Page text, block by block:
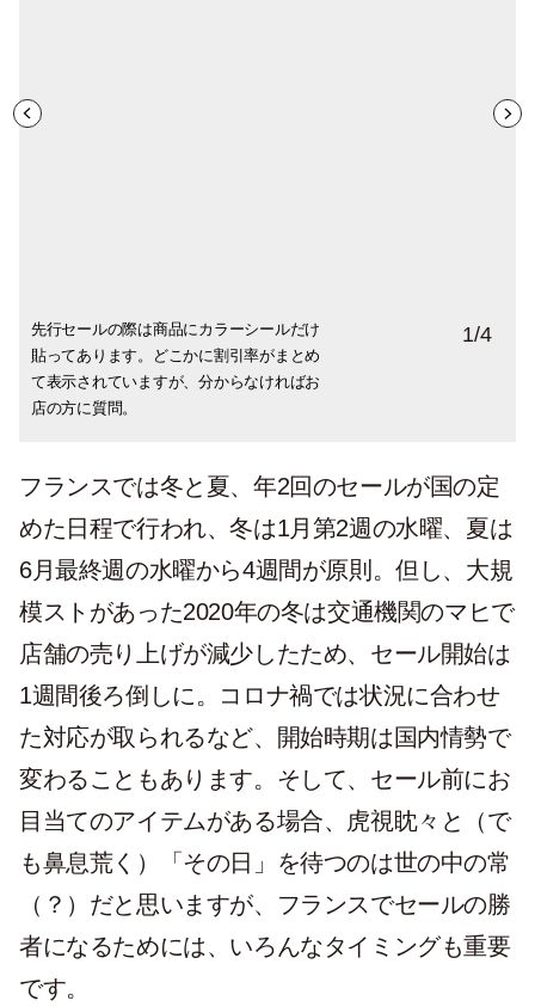
先行セールの際は商品にカラーシールだけ
貼ってあります。どこかに割引率がまとめ
て表示されていますが、分からなければお
店の方に質問。
デパートではこの1年、ロックダウンが明け
るたびに一斉値引き。「安くなっている
よ！」と連絡が飛び交ったりSNSが賑わい
ます。
日用品や雑貨も安くなります。夏はイース
ターで店頭に並んだグッズがセールに登
場。この子たちはうさぎ好きの私が責任も
って連れ帰りました！
セール初日前日、先行には登場していない
商品がビニールぐるぐる巻きでスタンバ
イ。これもこじあけようとするツワモノが
いてびっくり。
1/4
フランスでは冬と夏、年2回のセールが国の定
めた日程で行われ、冬は1月第2週の水曜、夏は
6月最終週の水曜から4週間が原則。但し、大規
模ストがあった2020年の冬は交通機関のマヒで
店舗の売り上げが減少したため、セール開始は
1週間後ろ倒しに。コロナ禍では状況に合わせ
た対応が取られるなど、開始時期は国内情勢で
変わることもあります。そして、セール前にお
目当てのアイテムがある場合、虎視眈々と（で
も鼻息荒く）「その日」を待つのは世の中の常
（？）だと思いますが、フランスでセールの勝
者になるためには、いろんなタイミングも重要
です。